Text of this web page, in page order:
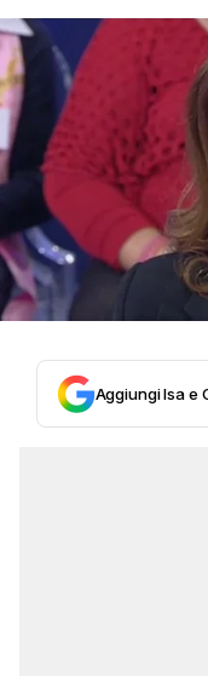
Aggiungi Isa e